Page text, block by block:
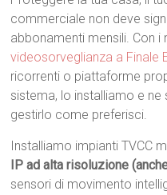
commerciale non deve
abbonamenti mensili. Con i
videosorveglianza a Finale
ricorrenti o piattaforme
sistema, lo installiamo e ne
gestirlo come preferisci.
Installiamo impianti TVCC
IP ad alta risoluzione
sensori di movimento